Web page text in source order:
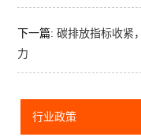
下一篇: 碳排放指标收紧
力
行业政策